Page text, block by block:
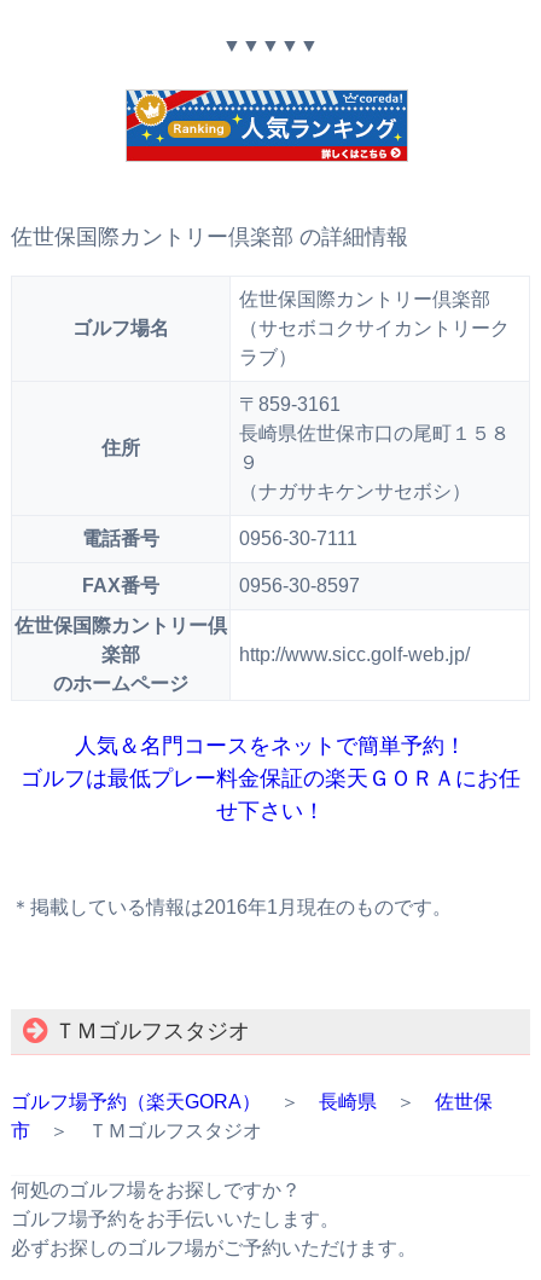
▼▼▼▼▼
佐世保国際カントリー倶楽部 の詳細情報
ゴルフ場名
佐世保国際カントリー倶楽部
（サセボコクサイカントリーク
ラブ）
住所
〒859-3161
長崎県佐世保市口の尾町１５８
９
（ナガサキケンサセボシ）
電話番号 0956-30-7111
FAX番号
0956-30-8597
佐世保国際カントリー倶
楽部
のホームページ
http://www.sicc.golf-web.jp/
人気＆名門コースをネットで簡単予約！
ゴルフは最低プレー料金保証の楽天ＧＯＲＡにお任
せ下さい！
＊掲載している情報は2016年1月現在のものです。
ＴＭゴルフスタジオ
ゴルフ場予約（楽天GORA） ＞ 長崎県 ＞ 佐世保
市＞ ＴＭゴルフスタジオ
何処のゴルフ場をお探しですか？
ゴルフ場予約をお手伝いいたします。
必ずお探しのゴルフ場がご予約いただけます。